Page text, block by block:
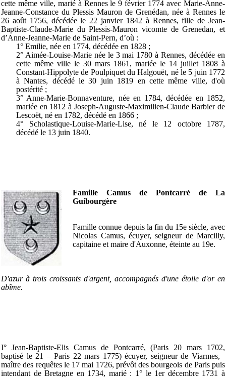
cette même ville, marié à Rennes le 9 février 1774 avec Marie-Anne-
Jeanne-Constance du Plessis Mauron de Grenédan, née à Rennes le
26 août 1756, décédée le 22 janvier 1842 à Rennes, fille de Jean-
Baptiste-Claude-Marie du Plessis-Mauron vicomte de Grenedan, et
d’Anne-Jeanne-Marie de Saint-Pern, d’où :
1° Emilie, née en 1774, décédée en 1828 ;
2° Aimée-Louise-Marie née le 3 mai 1780 à Rennes, décédée en
cette même ville le 30 mars 1861, mariée le 14 juillet 1808 à
Constant-Hippolyte de Poulpiquet du Halgouët, né le 5 juin 1772
à Nantes, décédé le 30 juin 1819 en cette même ville, d'où
postérité ;
3° Anne-Marie-Bonnaventure, née en 1784, décédée en 1852,
mariée en 1812 à Joseph-Auguste-Maximilien-Claude Barbier de
Lescoët, né en 1782, décédé en 1866 ;
4° Scholastique-Louise-Marie-Lise, né le 12 octobre 1787,
décédé le 13 juin 1840.
Famille Camus de Pontcarré de La
Guibourgère
Famille connue depuis la fin du 15e siècle, avec
Nicolas Camus, écuyer, seigneur de Marcilly,
capitaine et maire d'Auxonne, éteinte au 19e.
D'azur à trois croissants d'argent, accompagnés d'une étoile d'or en
abîme.
I° Jean-Baptiste-Elis Camus de Pontcarré, (Paris 20 mars 1702,
baptisé le 21 – Paris 22 mars 1775) écuyer, seigneur de Viarmes,
maître des requêtes le 17 mai 1726, prévôt des bourgeois de Paris puis
intendant de Bretagne en 1734, marié : 1° le 1er décembre 1731 à